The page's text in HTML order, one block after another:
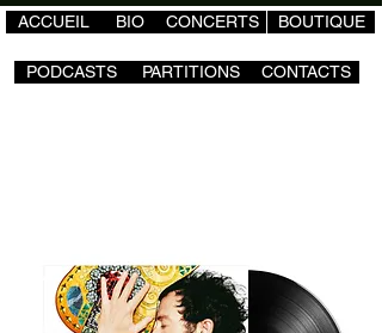
ACCUEIL BIO CONCERTS BOUTIQUE
PODCASTS PARTITIONS CONTACTS